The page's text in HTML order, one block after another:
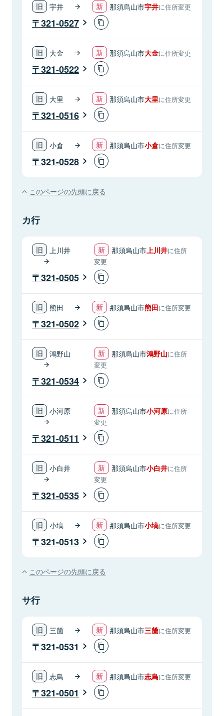
宇井 那須烏山市宇井に住所変更
321-0527
大金 那須烏山市大金に住所変更
321-0522
大里 那須烏山市大里に住所変更
321-0516
小倉 那須烏山市小倉に住所変更
321-0528
このページの先頭に戻る
カ行
上川井 那須烏山市上川井に住所
変更
321-0505
熊田 那須烏山市熊田に住所変更
321-0502
鴻野山 那須烏山市鴻野山に住所
変更
321-0534
小河原 那須烏山市小河原に住所
変更
321-0511
小白井 那須烏山市小白井に住所
変更
321-0535
小塙 那須烏山市小塙に住所変更
321-0513
このページの先頭に戻る
サ行
三箇 那須烏山市三箇に住所変更
321-0531
志鳥 那須烏山市志鳥に住所変更
321-0501